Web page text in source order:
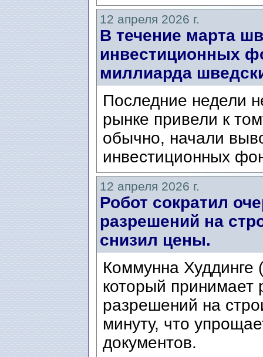
12 апреля 2026 г.
В течение марта
инвестиционных
миллиарда
Последние недели
рынке привели к
обычно, начали
инвестиционных
12 апреля 2026 г.
Робот сократил
разрешений на
снизил цены.
Коммунна Худдинге
который
разрешений на
минуту, что
документов.